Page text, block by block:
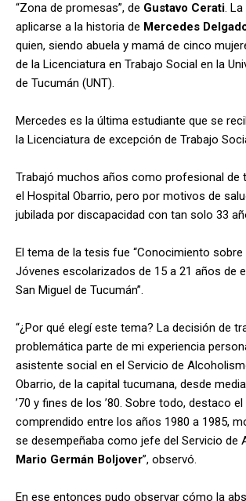
“Zona de promesas”, de Gustavo Cerati.
aplicarse a la historia de Mercedes
quien, siendo abuela y mamá de cinco
de la Licenciatura en Trabajo Social en la
de Tucumán (UNT).
Mercedes es la última estudiante que se
la Licenciatura de excepción de Trabajo
Trabajó muchos años como profesional de
el Hospital Obarrio, pero por motivos de
jubilada por discapacidad con tan solo 33
El tema de la tesis fue “Conocimiento
Jóvenes escolarizados de 15 a 21 años de
San Miguel de Tucumán”.
“¿Por qué elegí este tema? La decisión de
problemática parte de mi experiencia
asistente social en el Servicio de
Obarrio, de la capital tucumana, desde
’70 y fines de los ’80. Sobre todo, destaco
comprendido entre los años 1980 a 1985,
se desempeñaba como jefe del Servicio de
Mario Germán Boljover”, observó.
En ese entonces pudo observar cómo la